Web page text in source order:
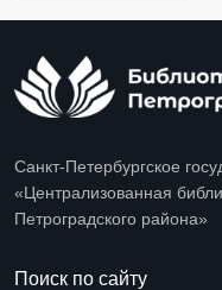
Санкт-Петербургское
«Централизованная
Петроградского района»
Поиск по сайту